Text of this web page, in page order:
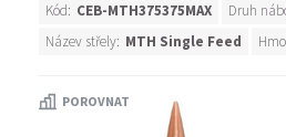
Kód: CEB-MTH375375MAX Druh
Název střely: MTH Single Feed
POROVNAT